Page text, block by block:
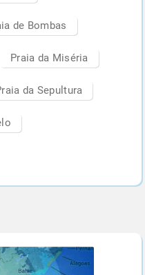
de Bombas
Praia da Miséria
da Sepultura